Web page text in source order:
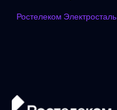
Ростелеком Электросталь